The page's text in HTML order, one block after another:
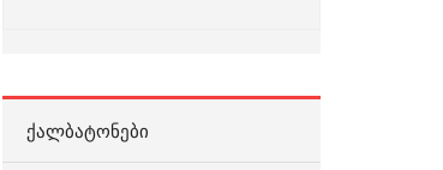
ᲥᲐᲚᲑᲐᲢᲝᲜᲔᲑᲘ